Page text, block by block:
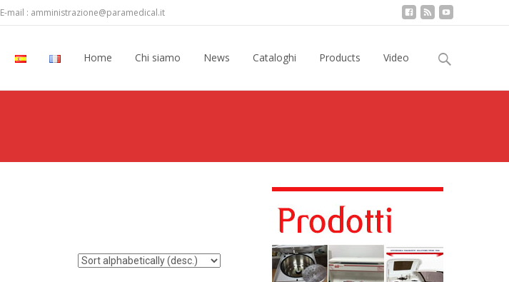
E-mail : amministrazione@paramedical.it
Home Chi siamo News Cataloghi Products Video
Ricerca